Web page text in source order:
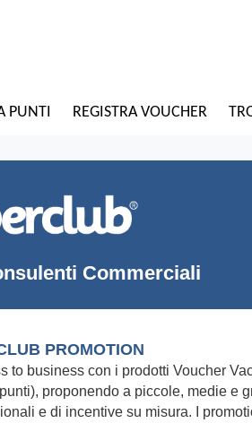
PUNTI REGISTRA VOUCHER
Commerciali
PROMOTION
to business con i prodotti Voucher
proponendo a piccole, medie e
e di incentive su misura. I